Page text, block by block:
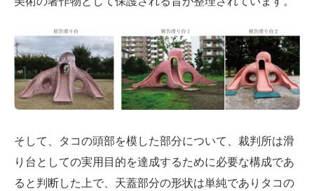
そして、タコの頭部を模した部分について、裁判所は滑
り台としての実用目的を達成するために必要な構成であ
ると判断した上で、天蓋部分の形状は単純でありタコの